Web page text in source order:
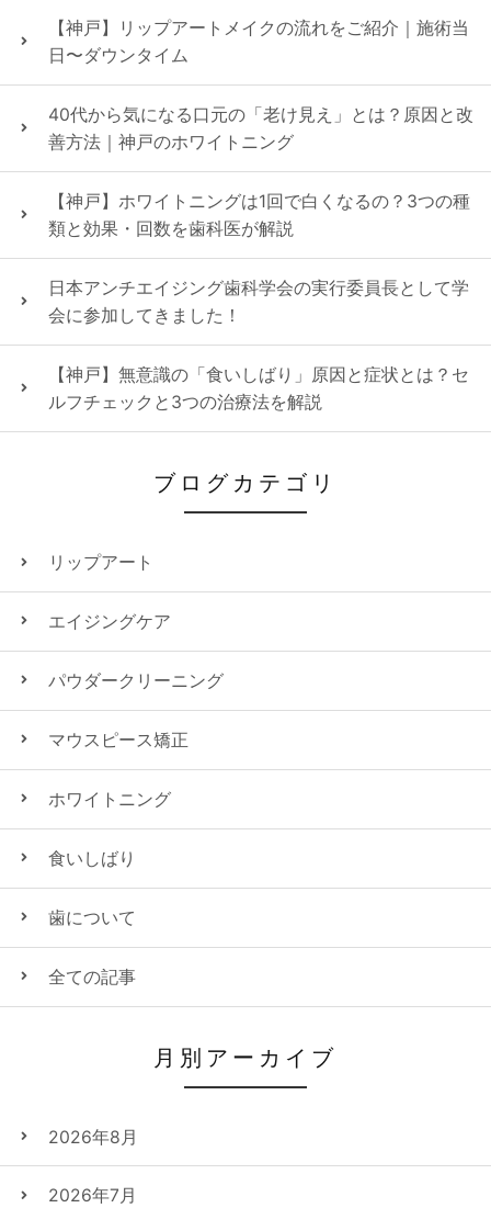
【神戸】リップアートメイクの流れをご紹介｜施術当
日〜ダウンタイム
40代から気になる口元の「老け見え」とは？原因と改
善方法｜神戸のホワイトニング
【神戸】ホワイトニングは1回で白くなるの？3つの種
類と効果・回数を歯科医が解説
日本アンチエイジング歯科学会の実行委員長として学
会に参加してきました！
【神戸】無意識の「食いしばり」原因と症状とは？セ
ルフチェックと3つの治療法を解説
ブログカテゴリ
リップアート
エイジングケア
パウダークリーニング
マウスピース矯正
ホワイトニング
食いしばり
歯について
全ての記事
月別アーカイブ
2026年8月
2026年7月